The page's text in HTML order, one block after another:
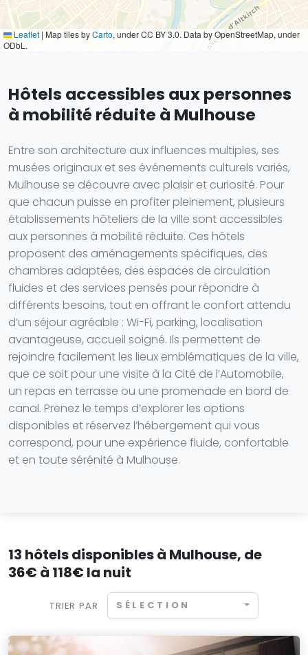
Leaflet | Map tiles byCarto, under CC BY 3.0. Data by OpenStreetMap, under
ODbL.
Hôtels accessibles aux personnes
à mobilité réduite à Mulhouse
Entre son architecture aux influences multiples, ses
musées originaux et ses événements culturels variés,
Mulhouse se découvre avec plaisir et curiosité. Pour
que chacun puisse en profiter pleinement, plusieurs
établissements hôteliers de la ville sont accessibles
aux personnes à mobilité réduite. Ces hôtels
proposent des aménagements spécifiques, des
chambres adaptées, des espaces de circulation
fluides et des services pensés pour répondre à
différents besoins, tout en offrant le confort attendu
d’un séjour agréable : Wi-Fi, parking, localisation
avantageuse, accueil soigné. Ils permettent de
rejoindre facilement les lieux emblématiques de la ville,
que ce soit pour une visite à la Cité de l’Automobile,
un repas en terrasse ou une promenade en bord de
canal. Prenez le temps d’explorer les options
disponibles et réservez l’hébergement qui vous
correspond, pour une expérience fluide, confortable
et en toute sérénité à Mulhouse.
13 hôtels disponibles à Mulhouse, de
36€ à 118€ la nuit
TRIER PAR SÉLECTION